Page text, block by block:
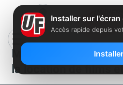
Molotov va se
la location de films
Installer sur l'écran
Accès rapide depuis
Installer